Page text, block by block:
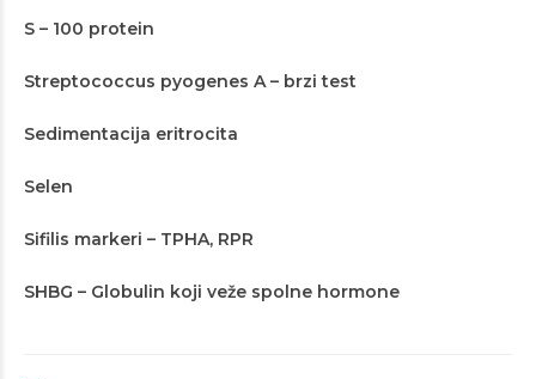
S – 100 protein
Streptococcus pyogenes A – brzi test
Sedimentacija eritrocita
Selen
Sifilis markeri – TPHA, RPR
SHBG – Globulin koji veže spolne hormone